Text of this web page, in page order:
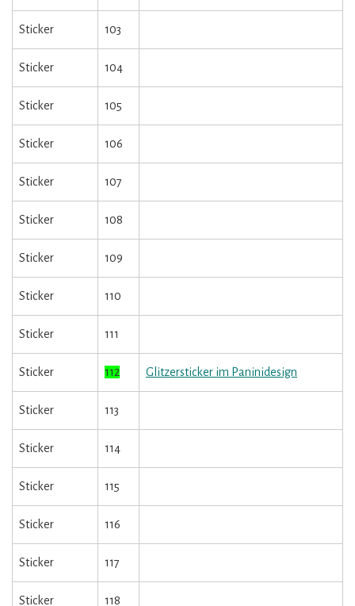
Sticker 103
Sticker 104
Sticker 105
Sticker 106
Sticker 107
Sticker 108
Sticker 109
Sticker 110
Sticker 111
Sticker 112 Glitzersticker im Paninidesign
Sticker 113
Sticker 114
Sticker 115
Sticker 116
Sticker 117
Sticker 118